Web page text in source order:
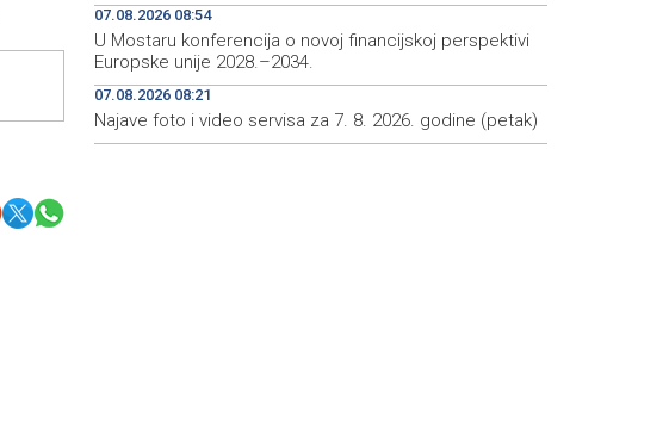
07.08.2026 08:54
U Mostaru konferencija o novoj financijskoj perspektivi
Europske unije 2028.–2034.
07.08.2026 08:21
Najave foto i video servisa za 7. 8. 2026. godine (petak)